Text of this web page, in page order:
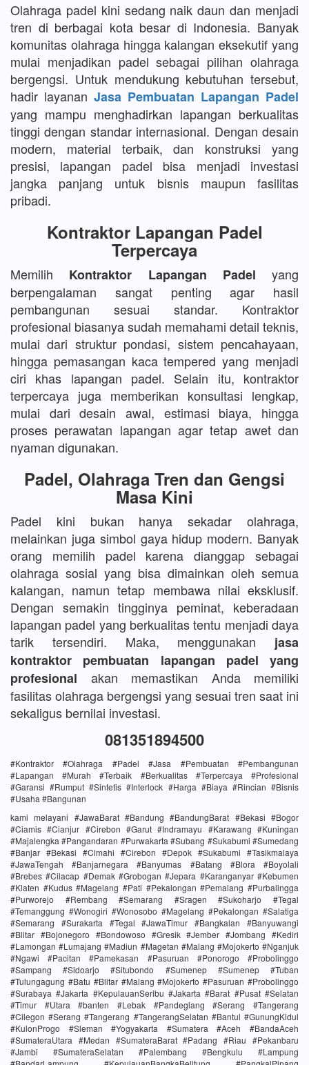
Olahraga padel kini sedang naik daun dan menjadi
tren di berbagai kota besar di Indonesia. Banyak
komunitas olahraga hingga kalangan eksekutif yang
mulai menjadikan padel sebagai pilihan olahraga
bergengsi. Untuk mendukung kebutuhan tersebut,
hadir layanan Jasa Pembuatan Lapangan Padel
yang mampu menghadirkan lapangan berkualitas
tinggi dengan standar internasional. Dengan desain
modern, material terbaik, dan konstruksi yang
presisi, lapangan padel bisa menjadi investasi
jangka panjang untuk bisnis maupun fasilitas
pribadi.
Kontraktor Lapangan Padel
Terpercaya
Memilih Kontraktor Lapangan Padel yang
berpengalaman sangat penting agar hasil
pembangunan sesuai standar. Kontraktor
profesional biasanya sudah memahami detail teknis,
mulai dari struktur pondasi, sistem pencahayaan,
hingga pemasangan kaca tempered yang menjadi
ciri khas lapangan padel. Selain itu, kontraktor
terpercaya juga memberikan konsultasi lengkap,
mulai dari desain awal, estimasi biaya, hingga
proses perawatan lapangan agar tetap awet dan
nyaman digunakan.
Padel, Olahraga Tren dan Gengsi
Masa Kini
Padel kini bukan hanya sekadar olahraga,
melainkan juga simbol gaya hidup modern. Banyak
orang memilih padel karena dianggap sebagai
olahraga sosial yang bisa dimainkan oleh semua
kalangan, namun tetap membawa nilai eksklusif.
Dengan semakin tingginya peminat, keberadaan
lapangan padel yang berkualitas tentu menjadi daya
tarik tersendiri. Maka, menggunakan jasa
kontraktor pembuatan lapangan padel yang
profesional akan memastikan Anda memiliki
fasilitas olahraga bergengsi yang sesuai tren saat ini
sekaligus bernilai investasi.
081351894500
#Kontraktor #Olahraga #Padel #Jasa #Pembuatan #Pembangunan
#Lapangan #Murah #Terbaik #Berkualitas #Terpercaya #Profesional
#Garansi #Rumput #Sintetis #Interlock #Harga #Biaya #Rincian #Bisnis
#Usaha #Bangunan
kami melayani #JawaBarat #Bandung #BandungBarat #Bekasi #Bogor
#Ciamis #Cianjur #Cirebon #Garut #Indramayu #Karawang #Kuningan
#Majalengka #Pangandaran #Purwakarta #Subang #Sukabumi #Sumedang
#Banjar #Bekasi #Cimahi #Cirebon #Depok #Sukabumi #Tasikmalaya
#JawaTengah #Banjarnegara #Banyumas #Batang #Blora #Boyolali
#Brebes #Cilacap #Demak #Grobogan #Jepara #Karanganyar #Kebumen
#Klaten #Kudus #Magelang #Pati #Pekalongan #Pemalang #Purbalingga
#Purworejo #Rembang #Semarang #Sragen #Sukoharjo #Tegal
#Temanggung #Wonogiri #Wonosobo #Magelang #Pekalongan #Salatiga
#Semarang #Surakarta #Tegal #JawaTimur #Bangkalan #Banyuwangi
#Blitar #Bojonegoro #Bondowoso #Gresik #Jember #Jombang #Kediri
#Lamongan #Lumajang #Madiun #Magetan #Malang #Mojokerto #Nganjuk
#Ngawi #Pacitan #Pamekasan #Pasuruan #Ponorogo #Probolinggo
#Sampang #Sidoarjo #Situbondo #Sumenep #Sumenep #Tuban
#Tulungagung #Batu #Blitar #Malang #Mojokerto #Pasuruan #Probolinggo
#Surabaya #Jakarta #KepulauanSeribu #Jakarta #Barat #Pusat #Selatan
#Timur #Utara #banten #Lebak #Pandeglang #Serang #Tangerang
#Cilegon #Serang #Tangerang #TangerangSelatan #Bantul #GunungKidul
#KulonProgo #Sleman #Yogyakarta #Sumatera #Aceh #BandaAceh
#SumateraUtara #Medan #SumateraBarat #Padang #Riau #Pekanbaru
#Jambi #SumateraSelatan #Palembang #Bengkulu #Lampung